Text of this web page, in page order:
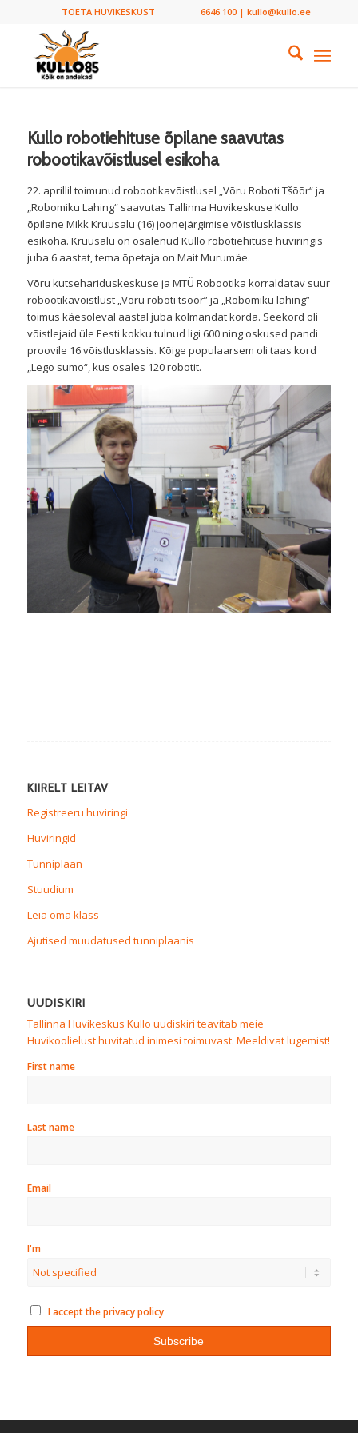
TOETA HUVIKESKUST 6646 100 | kullo@kullo.ee
Kullo robotiehituse õpilane saavutas
robootikavõistlusel esikoha
22. aprillil toimunud robootikavõistlusel „Võru Roboti Tšõõr“ ja
„Robomiku Lahing“ saavutas Tallinna Huvikeskuse Kullo
õpilane Mikk Kruusalu (16) joonejärgimise võistlusklassis
esikoha. Kruusalu on osalenud Kullo robotiehituse huviringis
juba 6 aastat, tema õpetaja on Mait Murumäe.
Võru kutsehariduskeskuse ja MTÜ Robootika korraldatav suur
robootikavõistlust „Võru roboti tsõõr” ja „Robomiku lahing”
toimus käesoleval aastal juba kolmandat korda. Seekord oli
võistlejaid üle Eesti kokku tulnud ligi 600 ning oskused pandi
proovile 16 võistlusklassis. Kõige populaarsem oli taas kord
„Lego sumo“, kus osales 120 robotit.
KIIRELT LEITAV
Registreeru huviringi
Huviringid
Tunniplaan
Stuudium
Leia oma klass
Ajutised muudatused tunniplaanis
UUDISKIRI
Tallinna Huvikeskus Kullo uudiskiri teavitab meie
Huvikoolielust huvitatud inimesi toimuvast. Meeldivat lugemist!
First name
Last name
Email
I'm
I accept the privacy policy